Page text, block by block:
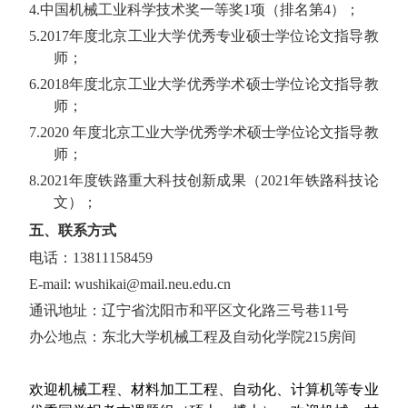
4.中国机械工业科学技术奖一等奖1项（排名第4）；
5.2017年度北京工业大学优秀专业硕士学位论文指导教
师；
6.2018年度北京工业大学优秀学术硕士学位论文指导教
师；
7.2020 年度北京工业大学优秀学术硕士学位论文指导教
师；
8.2021年度铁路重大科技创新成果（2021年铁路科技论
文）；
五、联系方式
电话： 13811158459
E-mail: wushikai@mail.neu.edu.cn
通讯地址：辽宁省沈阳市和平区文化路三号巷11号
办公地点：东北大学机械工程及自动化学院215房间
欢迎机械工程、材料加工工程、自动化、计算机等专业